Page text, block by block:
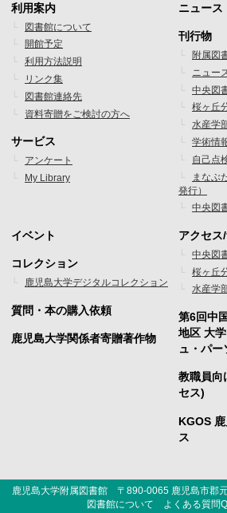
フ
ッ
タ
ー
メ
ニ
ュ
1
利用案内
図書館について
開館予定
利用方法説明
リンク集
図書館連絡先
資料寄贈をご検討の方へ
サービス
アンケート
My Library
フ
ッ
タ
ー
メ
ニ
ュ
ー
2
ニュース
刊行物
附属図
ニュー
中央図
桜ヶ丘
水産学
学術情
自己点
まなぶ
発行）
中央図
フ
ッ
タ
ー
イベント
コレクション
鹿児島大学デジタルコレクション
質問・本の購入依頼
鹿児島大学関係者寄贈著作物
フ
ッ
タ
ー
メ
ニ
ュ
ー
アクセス
中央図
桜ヶ丘
水産学
第6回中
地区 大
ュ・パー
教職員向
セス)
KGOS
ス
鹿児島大学附属図書館 〒890-0065 鹿児島市郡
図書館について
よくある質問